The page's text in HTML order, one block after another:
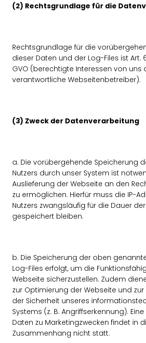
(2) Rechtsgrundlage für die
Rechtsgrundlage für die
dieser Daten und der Log-Files ist Art.
GVO (berechtigte Interessen von uns
verantwortliche Webseitenbetreiber).
(3) Zweck der Datenverarbeitung
a. Die vorübergehende Speicherung
Nutzers durch unser System ist
Auslieferung der Webseite an den
zu ermöglichen. Hierfür muss die IP-
Nutzers zwangsläufig für die Dauer
gespeichert bleiben.
b. Die Speicherung der oben
Log-Files erfolgt, um die
Webseite sicherzustellen. Zudem
zur Optimierung der Webseite und
der Sicherheit unseres
Systems (z. B. Angriffserkennung).
Daten zu Marketingzwecken findet in
Zusammenhang nicht statt.